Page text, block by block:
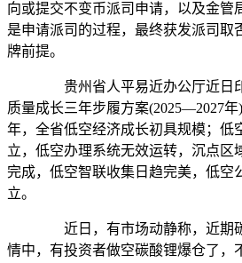
向或提交不变币派司申请，以及金管
是申请派司的过程，最终获发派司取
牌前提。
贵州省人平易近办公厅近日
质量成长三年步履方案(2025—2027
年，全省低空经济成长初具规模；低
立，低空办理系统无效运转，沉点区
完成，低空智联收集日趋完美，低空
立。
近日，有市场动静称，近期
情中，有投资者做空碳酸锂爆仓了，